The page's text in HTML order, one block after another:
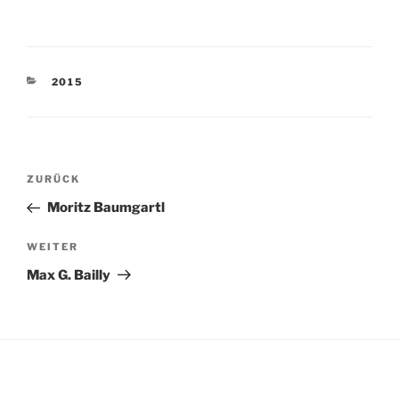
KATEGORIEN
2015
Beitragsnavigation
Vorheriger
Beitrag
ZURÜCK
Moritz Baumgartl
Nächster
Beitrag
WEITER
Max G. Bailly